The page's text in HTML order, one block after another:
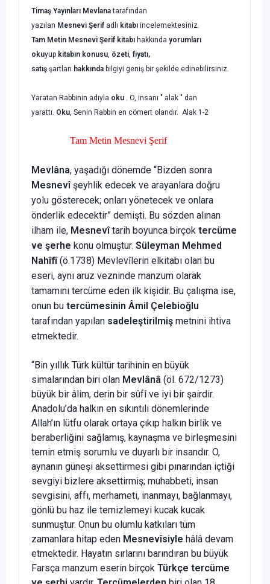
Timaş Yayınları Mevlanatarafından
yazılan Mesnevi Şerif adlı kitabı incelemektesiniz.
Tam Metin Mesnevi Şerif kitabı hakkında yorumları
okuyup kitabın konusu özeti fiyatı,
satış şartları hakkında bilgiyi geniş bir şekilde edinebilirsiniz.
Yaratan Rabbinin adıyla oku . O, insanı " alak " dan
yarattı. Oku , Senin Rabbin en cömert olandır. Alak 1-2
Tam Metin Mesnevi Şerif
Mevlâna, yaşadığı dönemde “Bizden sonra
Mesnevîşeyhlik edecek ve arayanlara doğru
yolu gösterecek; onları yönetecek ve onlara
önderlik edecektir” demişti. Bu sözden alınan
ilham ile, Mesnevîtarih boyunca birçok tercüme
ve şerhe konu olmuştur. Süleyman Mehmed
Nahîfî(ö.1738) Mevlevîlerin elkitabı olan bu
eseri, aynı aruz vezninde manzum olarak
tamamını tercüme eden ilk kişidir. Bu çalışma ise,
onun bu tercümesinin Âmil Çelebioğlu
tarafından yapılan sadeleştirilmiş metnini ihtiva
etmektedir.
“Bin yıllık Türk kültür tarihinin en büyük
simalarından biri olan Mevlânâ (öl. 672/1273)
büyük bir âlim, derin bir sûfî ve iyi bir şairdir.
Anadolu’da halkın en sıkıntılı dönemlerinde
Allah’ın lütfu olarak ortaya çıkıp halkın birlik ve
beraberliğini sağlamış, kaynaşma ve birleşmesini
temin etmiş sorumlu ve duyarlı bir insandır. O,
aynanın güneşi aksettirmesi gibi pınarından içtiği
sevgiyi bizlere aksettirmiş; muhabbeti, insan
sevgisini, affı, merhameti, inanmayı, bağlanmayı,
gönlü bu haz ile temizlemeyi kucak kucak
sunmuştur. Onun bu olumlu katkıları tüm
zamanlara hitap eden Mesnevîsiyle hâlâ devam
etmektedir. Hayatın sırlarını barındıran bu büyük
Farsça manzum eserin birçok Türkçe tercüme